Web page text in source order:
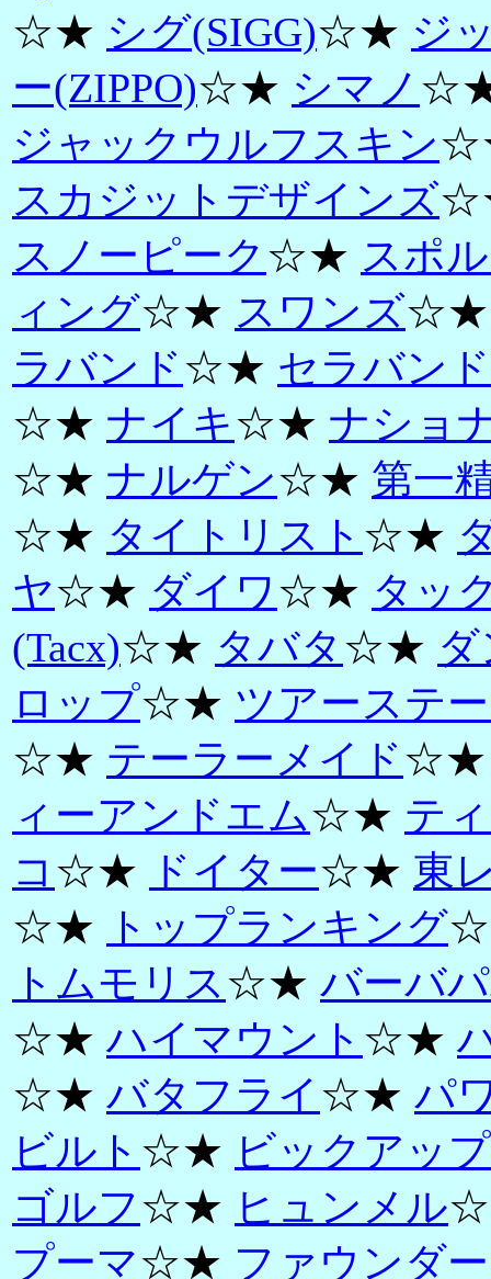
☆★ シグ(SIGG)☆★ ジ
ー(ZIPPO)☆★ シマノ
ジャックウルフスキン
スカジットデザインズ
スノーピーク ☆★ スポ
ィング☆★ スワンズ
ラバンド☆★ セラバンド
☆★ ナイキ☆★ ナショ
☆★ ナルゲン☆★ 第一
☆★ タイトリスト ☆★
ヤ☆★ ダイワ☆★ タッ
(Tacx)☆★ タバタ ☆★
ロップ☆★ ツアーステ
☆★ テーラーメイド
ィーアンドエム☆★ テ
コ ☆★ ドイター☆★ 東
☆★
トップランキング
トムモリス☆★ バーバ
☆★ハイマウント ☆★
☆★ バタフライ ☆★ パ
ビルト ☆★ ビックアッ
ゴルフ☆★ ヒュンメル
プーマ☆★ ファウンダ